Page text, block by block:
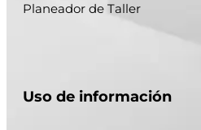
Planeador de Taller
Uso de información